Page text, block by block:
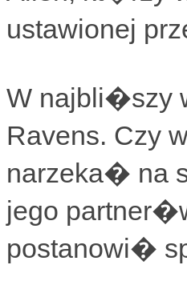
ustawionej
W najbli�szy
Ravens. Czy
narzeka� na
jego
postanowi�